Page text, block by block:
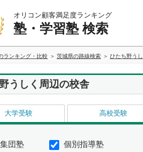
オリコン顧客満足度ランキング
塾・学習塾 検索
ランキング・比較 茨城県の路線検索 ひたち野う
うしく周辺の校舎
大学受験 高校受験
集団塾 個別指導塾